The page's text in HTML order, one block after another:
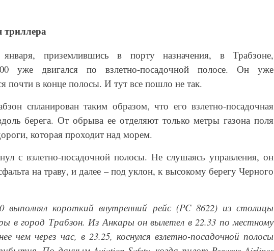
триллера
приземлившись в порту назначения, в Трабзоне,
уже двигался по взлетно-посадочной полосе. Он уже
почти в конце полосы. И тут все пошло не так.
спланирован таким образом, что его взлетно-посадочная
берега. От обрыва ее отделяют только метры газона поля
которая проходит над морем.
с взлетно-посадочной полосы. Не слушаясь управления, он
на траву, и далее – под уклон, к высокому берегу Черного
выполнял короткий внутренний рейс (PC 8622) из столицы
в город Трабзон. Из Анкары он вылетел в 22.33 по местному
чем через час, в 23.25, коснулся взлетно-посадочной полосы